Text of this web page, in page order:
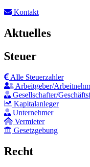
Kontakt
Aktuelles
Steuer
Alle Steuerzahler
Arbeitgeber/
Gesellschafter/
Kapitalanleger
Unternehmer
Vermieter
Gesetzgebung
Recht